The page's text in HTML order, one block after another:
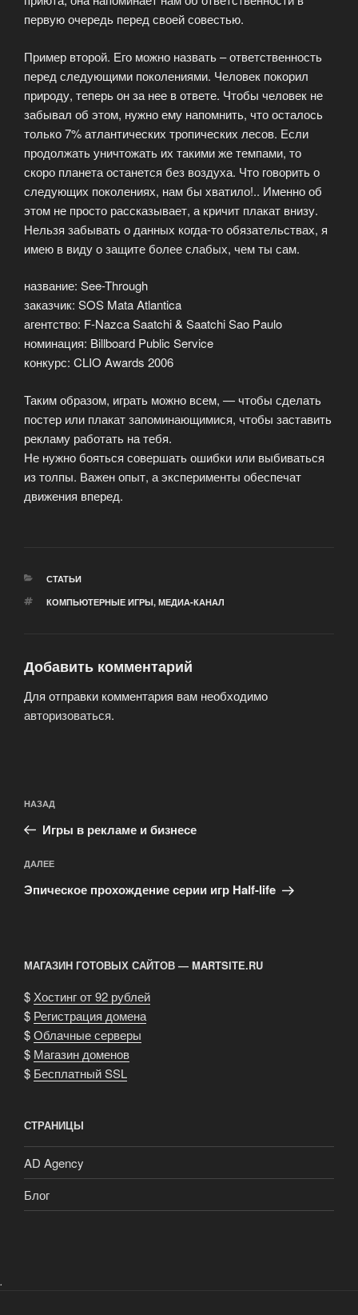
первую очередь перед своей совестью.
Пример второй. Его можно назвать – ответственность
перед следующими поколениями. Человек покорил
природу, теперь он за нее в ответе. Чтобы человек не
забывал об этом, нужно ему напомнить, что осталось
только 7% атлантических тропических лесов. Если
продолжать уничтожать их такими же темпами, то
скоро планета останется без воздуха. Что говорить о
следующих поколениях, нам бы хватило!.. Именно об
этом не просто рассказывает, а кричит плакат внизу.
Нельзя забывать о данных когда-то обязательствах, я
имею в виду о защите более слабых, чем ты сам.
название: See-Through
заказчик: SOS Mata Atlantica
агентство: F-Nazca Saatchi & Saatchi Sao Paulo
номинация: Billboard Public Service
конкурс: CLIO Awards 2006
Таким образом, играть можно всем, — чтобы сделать
постер или плакат запоминающимися, чтобы заставить
рекламу работать на тебя.
Не нужно бояться совершать ошибки или выбиваться
из толпы. Важен опыт, а эксперименты обеспечат
движения вперед.
РУБРИКИ
СТАТЬИ
МЕТКИ
КОМПЬЮТЕРНЫЕ ИГРЫ, МЕДИА-КАНАЛ
Добавить комментарий
Для отправки комментария вам необходимо
авторизоваться.
по
записям
Предыдущая
запись:
НАЗАД
Игры в рекламе и бизнесе
Следующая
запись
ДАЛЕЕ
Эпическое прохождение серии игр Half-life
МАГАЗИН ГОТОВЫХ САЙТОВ — MARTSITE.RU
$ Хостинг от 92 рублей
$ Регистрация домена
$Облачные серверы
$ Магазин доменов
$ Бесплатный SSL
СТРАНИЦЫ
AD Agency
Блог
.